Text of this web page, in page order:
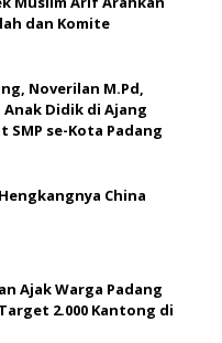
dan Komite
Noverilan M.Pd,
Didik di Ajang
SMP se-Kota Padang
China
Ajak Warga Padang
2.000 Kantong di